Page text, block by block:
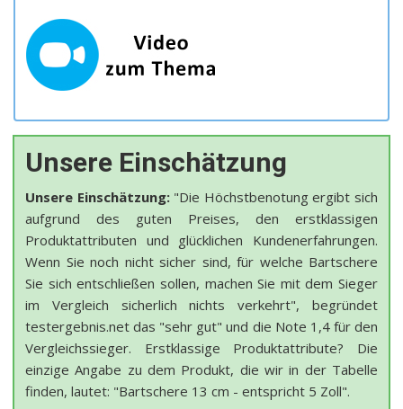
Unsere Einschätzung
Unsere Einschätzung:"Die Höchstbenotung ergibt sich
aufgrund des guten Preises, den erstklassigen
Produktattributen und glücklichen Kundenerfahrungen.
Wenn Sie noch nicht sicher sind, für welche Bartschere
Sie sich entschließen sollen, machen Sie mit dem Sieger
im Vergleich sicherlich nichts verkehrt", begründet
testergebnis.net das "sehr gut" und die Note 1,4 für den
Vergleichssieger. Erstklassige Produktattribute? Die
einzige Angabe zu dem Produkt, die wir in der Tabelle
finden, lautet: "Bartschere 13 cm - entspricht 5 Zoll".